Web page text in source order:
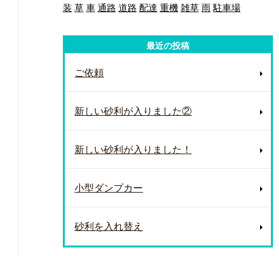
装 草 車 通路 道路 配達 重機 雑草 雨 駐車場
最近の投稿
ご依頼
新しい砂利が入りました②
新しい砂利が入りました！
小型ダンプカー
砂利を入れ替え